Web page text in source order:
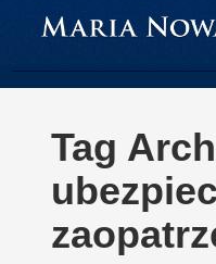
Aktualności
Tag